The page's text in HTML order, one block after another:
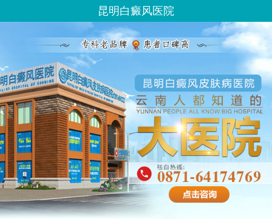
昆明白癜风医院
请问你是有白斑、白癜风问题吗？